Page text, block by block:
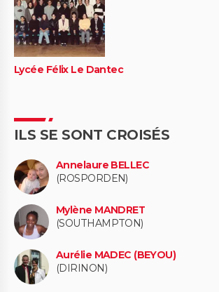
Lycée Félix Le Dantec
ILS SE SONT CROISÉS
Annelaure BELLEC
(ROSPORDEN)
Mylène MANDRET
(SOUTHAMPTON)
Aurélie MADEC (BEYOU)
(DIRINON)